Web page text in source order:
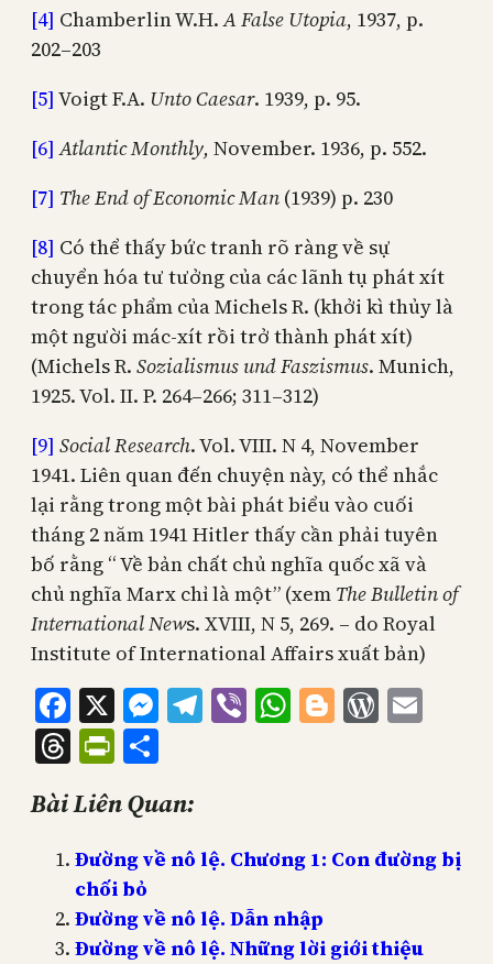
[4] Chamberlin W.H.A False Utopia, 1937, p.
202–203
[5] Voigt F.A. Unto Caesar. 1939, p. 95.
[6] Atlantic Monthly, November. 1936, p. 552.
[7] The End of Economic Man (1939) p. 230
[8] Có thể thấy bức tranh rõ ràng về sự
chuyển hóa tư tưởng của các lãnh tụ phát xít
trong tác phẩm của Michels R. (khởi kì thủy là
một người mác-xít rồi trở thành phát xít)
(Michels R. Sozialismus und Faszismus. Munich,
1925. Vol. II. P. 264–266; 311–312)
[9] Social Research. Vol. VIII. N 4, November
1941. Liên quan đến chuyện này, có thể nhắc
lại rằng trong một bài phát biểu vào cuối
tháng 2 năm 1941 Hitler thấy cần phải tuyên
bố rằng “ Về bản chất chủ nghĩa quốc xã và
chủ nghĩa Marx chỉ là một” (xem The Bulletin of
International News. XVIII, N 5, 269. – do Royal
Institute of International Affairs xuất bản)
Facebook
X Messenger
Telegram
ViberWhatsApp
Blogger
ThreadsPrintFriendly
Bài Liên Quan:
Đường về nô lệ. Chương 1: Con đường bị
chối bỏ
Đường về nô lệ. Dẫn nhập
Đường về nô lệ. Những lời giới thiệu